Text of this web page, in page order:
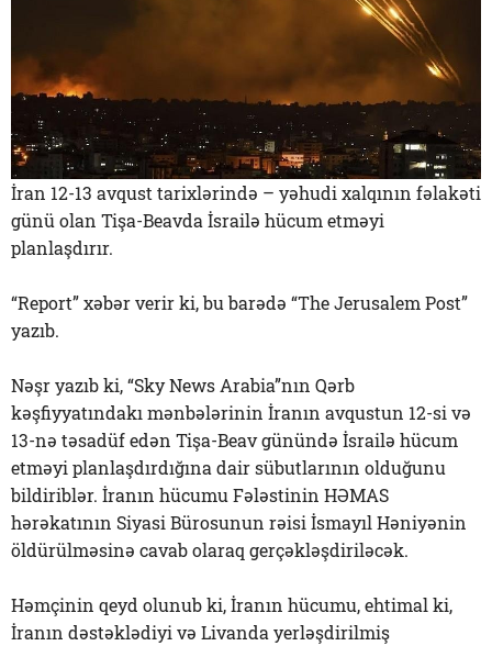
İran 12-13 avqust tarixlərində – yəhudi xalqının fəlakəti
günü olan Tişa-Beavda İsrailə hücum etməyi
planlaşdırır.
“Report” xəbər verir ki, bu barədə “The Jerusalem Post”
yazıb.
Nəşr yazıb ki, “Sky News Arabia”nın Qərb
kəşfiyyatındakı mənbələrinin İranın avqustun 12-si və
13-nə təsadüf edən Tişa-Beav günündə İsrailə hücum
etməyi planlaşdırdığına dair sübutlarının olduğunu
bildiriblər. İranın hücumu Fələstinin HƏMAS
hərəkatının Siyasi Bürosunun rəisi İsmayıl Həniyənin
öldürülməsinə cavab olaraq gerçəkləşdiriləcək.
Həmçinin qeyd olunub ki, İranın hücumu, ehtimal ki,
İranın dəstəklədiyi və Livanda yerləşdirilmiş